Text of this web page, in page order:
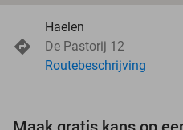
Haelen
De Pastorij 12
Routebeschrijving